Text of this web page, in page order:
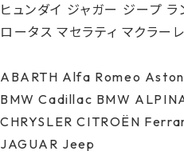
ヒュンダイ ジャガー ジープ
ロータス マセラティ マクラー
ABARTH Alfa Romeo
BMW Cadillac BMW
CHRYSLER CITROËN
JAGUAR Jeep